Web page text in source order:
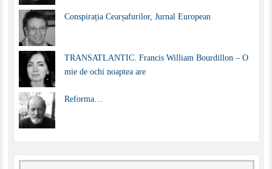
Conspirația Cearșafurilor, Jurnal European
TRANSATLANTIC. Francis William Bourdillon – O
mie de ochi noaptea are
Reforma…